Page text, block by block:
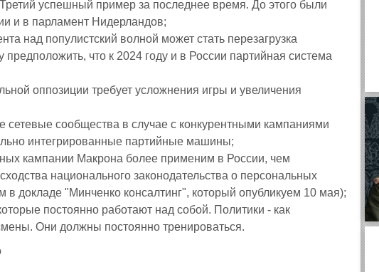
Третий успешный пример за последнее время. До этого были
и в парламент Нидерландов;
над популистский волной может стать перезагрузка
что к 2024 году и в России партийная система
оппозиции требует усложнения игры и увеличения
сообщества в случае с конкурентными кампаниями
интегрированные партийные машины;
кампании Макрона более применим в России, чем
национального законодательства о персональных
докладе "Минченко консалтинг", который опубликуем 10 мая);
постоянно работают над собой. Политики - как
Они должны постоянно тренироваться.